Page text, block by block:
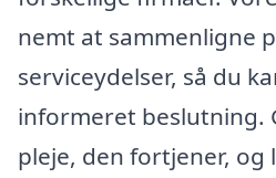
nemt at sammenligne
serviceydelser, så du
informeret beslutning.
pleje, den fortjener, og